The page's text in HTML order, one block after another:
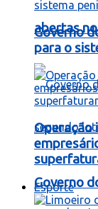
abertas
Governo
Governo
para o
Operação
Esporte